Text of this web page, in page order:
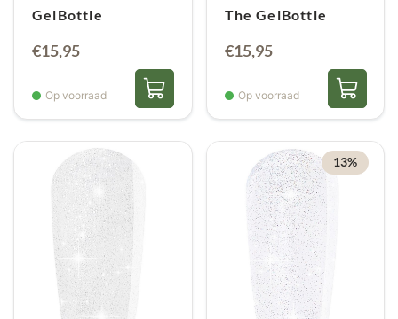
GelBottle
€15,95
Op voorraad
The GelBottle
€15,95
Op voorraad
13%